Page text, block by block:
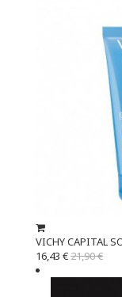
VICHY CAPITAL
16,43 €21,90 €